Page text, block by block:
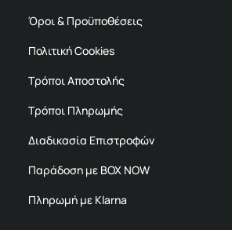
Όροι & Προϋποθέσεις
Πολιτική Cookies
Τρόποι Αποστολής
Τρόποι Πληρωμής
Διαδικασία Επιστροφών
Παράδοση με BOX NOW
Πληρωμή με Klarna